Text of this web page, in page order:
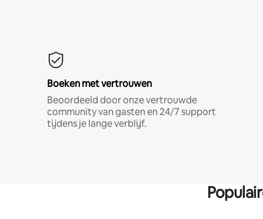
Boeken met vertrouwen
Beoordeeld door onze vertrouwde
community van gasten en 24/7 support
tijdens je lange verblijf.